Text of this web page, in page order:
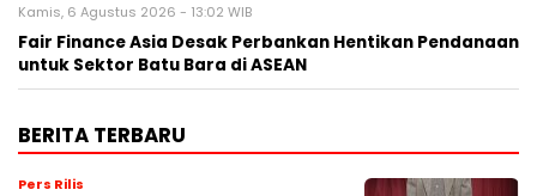
Kamis, 6 Agustus 2026 - 13:02 WIB
Fair Finance Asia Desak Perbankan Hentikan Pendanaan
untuk Sektor Batu Bara di ASEAN
BERITA TERBARU
Pers Rilis